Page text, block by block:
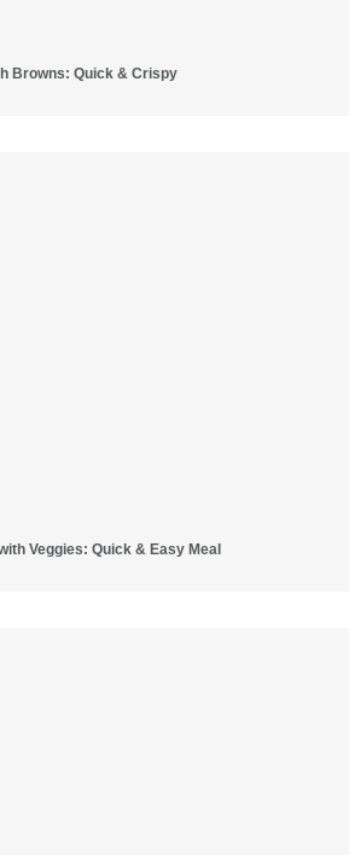
Browns: Quick & Crispy
Veggies: Quick & Easy Meal